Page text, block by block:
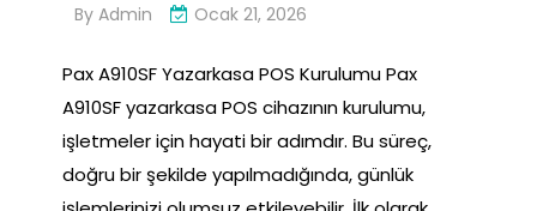
By Admin Ocak 21, 2026
Pax A910SF Yazarkasa POS Kurulumu Pax
A910SF yazarkasa POS cihazının kurulumu,
işletmeler için hayati bir adımdır. Bu süreç,
doğru bir şekilde yapılmadığında, günlük